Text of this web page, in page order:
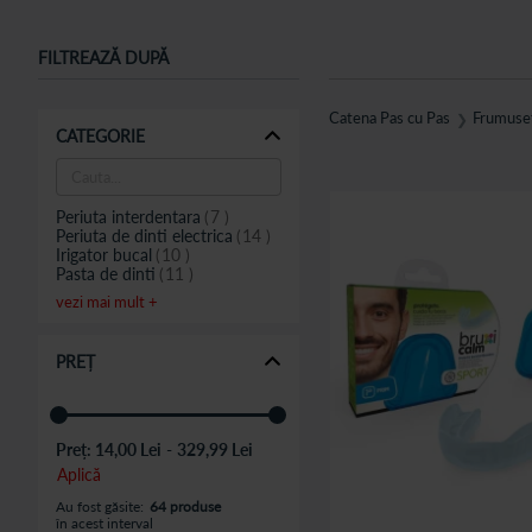
aceea, este important sa acordam o atentie deosebita igienei orale
O igienă orala corecta, alaturi de vizite regulate la medicul
Catena Pas cu Pas ❯
FILTREAZĂ DUPĂ
CATEGORIE
Periuta interdentara 7
Periuta de dinti electrica
14
Irigator bucal
10
Pasta de dinti
11
vezi mai mult +
PREȚ
Preț: 14,00 Lei - 329,99 Lei
Aplică
Au fost găsite: 64 produse
în acest interval